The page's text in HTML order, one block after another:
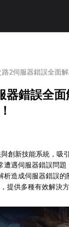
路2伺服器錯誤全面
器錯誤全
創新技能系統，吸
遭遇伺服器錯誤問
析造成伺服器錯誤
提供多種有效解決方